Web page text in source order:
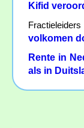
Kifid
Fractieleiders
volkomen
Rente in
als in